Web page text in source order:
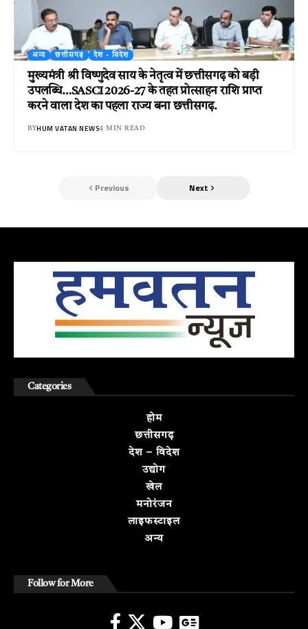
अन्य छत्तीसगढ़ देश - विदेश
मुख्यमंत्री श्री विष्णुदेव साय के नेतृत्व में छत्तीसगढ़ को बड़ी
उपलब्धि…SASCI 2026-27 के तहत प्रोत्साहन राशि प्राप्त
करने वाला देश का पहला राज्य बना छत्तीसगढ़.
BYHUM VATAN NEWS4 MIN READ
Previous Next
Categories
होम
छत्तीसगढ़
देश – विदेश
उद्योग
खेल
मनोरंजन
लाइफस्टाइल
अन्य
Follow for More